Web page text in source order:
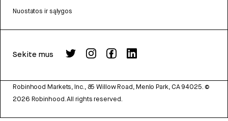
Nuostatos ir sąlygos
Sekite mus
Robinhood Markets, Inc., 85 Willow Road, Menlo Park, CA 94025. ©
2026 Robinhood. All rights reserved.